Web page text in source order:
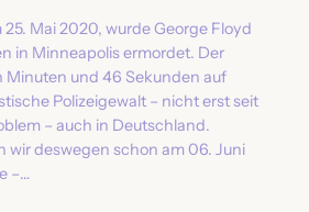
25. Mai 2020, wurde George Floyd
in Minneapolis ermordet. Der
Minuten und 46 Sekunden auf
Polizeigewalt – nicht erst seit
– auch in Deutschland.
wir deswegen schon am 06. Juni
–…